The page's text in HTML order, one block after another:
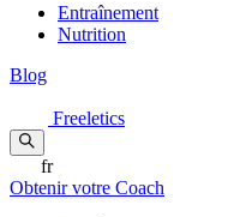
Entraînement
Nutrition
Blog
Freeletics
fr
Obtenir votre Coach